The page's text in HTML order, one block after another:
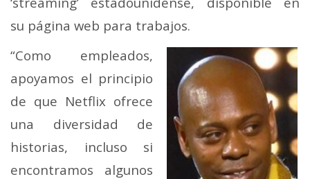
su página web para trabajos.
“Como empleados,
apoyamos el principio
de que Netflix ofrece
una diversidad de
historias, incluso si
encontramos algunos